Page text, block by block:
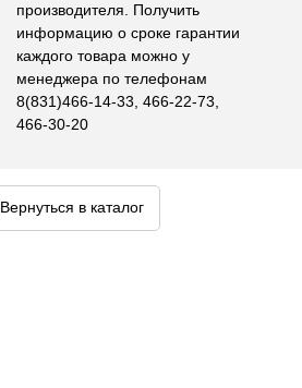
производителя. Получить
информацию о сроке гарантии
каждого товара можно у
менеджера по телефонам
8(831)466-14-33, 466-22-73,
466-30-20
Вернуться в каталог